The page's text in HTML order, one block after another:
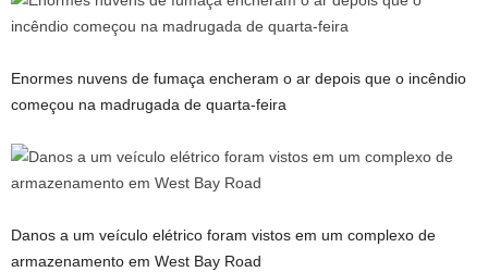
Enormes nuvens de fumaça encheram o ar depois que o incêndio
começou na madrugada de quarta-feira
Danos a um veículo elétrico foram vistos em um complexo de
armazenamento em West Bay Road